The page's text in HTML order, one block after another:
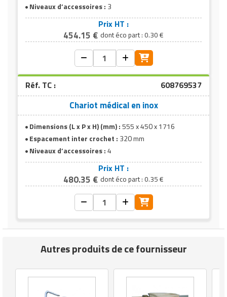
Niveaux d’accessoires : 3
Prix HT :
454.15 € dont éco part : 0.30 €
Réf. TC : 608769537
Chariot médical en inox
Dimensions (L x P x H) (mm) :555 x 450 x 1716
Espacement inter crochet : 320 mm
Niveaux d’accessoires :4
Prix HT :
480.35 € dont éco part : 0.35 €
Autres produits de ce fournisseur